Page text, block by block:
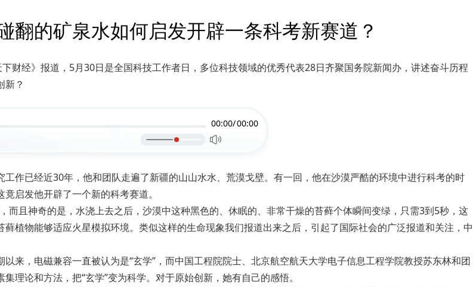
的矿泉水如何启发开辟一条科考新赛道？
财经》报道，5月30日是全国科技工作者日，多位科技领域的优秀代表28日齐聚国务院新闻办，讲述奋斗历程
新？
00:00/00:00
作已经近30年，他和团队走遍了新疆的山山水水、荒漠戈壁。有一回，他在沙漠严酷的环境中进行科考的时
启发他开辟了一个新的科考赛道。
且神奇的是，水浇上去之后，沙漠中这种黑色的、休眠的、非常干燥的苔藓个体瞬间变绿，只需3到5秒，这
植物能够适应火星模拟环境。类似这样的生命现象我们报道出来之后，引起了国际社会的广泛报道和关注，中
来，电磁兼容一直被认为是“玄学”，而中国工程院院士、北京航空航天大学电子信息工程学院教授苏东林和团
理论和方法，把“玄学”变为科学。对于原始创新，她有自己的感悟。